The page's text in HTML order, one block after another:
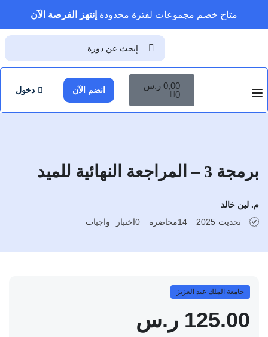
متاح خصم مجموعات لفترة محدودة إنتهز الفرصة الآن
0,00 ر.س
0
انضم الآن دخول
برمجة 3 – المراجعة النهائية للميد
م. لين خالد
تحديث 2025
14محاضرة 0اختبار واجبات
جامعة الملك عبد العزيز
125.00 ر.س